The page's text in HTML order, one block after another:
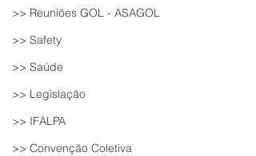
>> Reuniões GOL - ASAGOL
>> Safety
>> Saúde
>> Legislação
>> IFALPA
>> Convenção Coletiva